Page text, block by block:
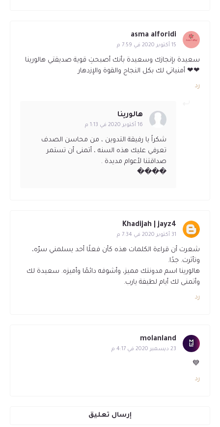
asma alforidi
15 أكتوبر 2020 في 7:59 م
سعيدة بإنجازك وسعيدة بأنك أصبحتِ قوية صديقتي هالورينا
❤❤ أمنياتي لك بكل النجاح والقوة والإزدهار
رد
هالورينا
16 أكتوبر 2020 في 1:13 م
شكراً يا رفيقة التدوين ، من محاسن الصدف
تعرفي عليك هذه السنه ، أتمنى أن تستمر
صداقتنا لأعوام مديدة .
����
Khadijah | jayz4
31 أكتوبر 2020 في 7:34 م
شعرت أن قراءة الكلمات هذه كأن فعلًا أحد يسلمني سرّه،
وتأثرت. جدًا.
هالورينا اسم مدونتك مميز، وأشوفه دائمًا وأميزه. سعيدة لك
وأتمنى لك أيام لطيفة يارب.
رد
molanland
23 ديسمبر 2020 في 4:17 م
💙
رد
إرسال تعليق